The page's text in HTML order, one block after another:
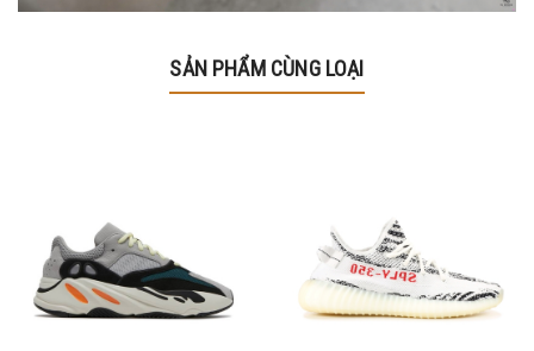
SẢN PHẨM CÙNG LOẠI